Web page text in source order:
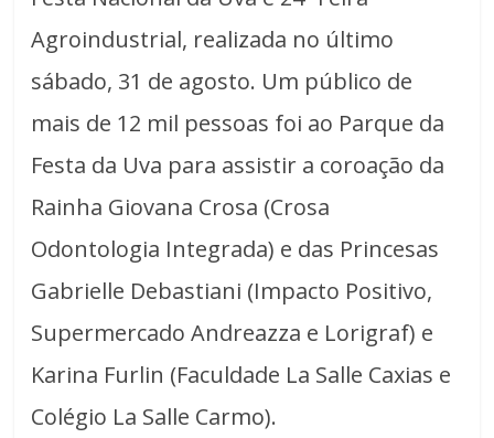
Agroindustrial, realizada no último
sábado, 31 de agosto. Um público de
mais de 12 mil pessoas foi ao Parque da
Festa da Uva para assistir a coroação da
Rainha Giovana Crosa (Crosa
Odontologia Integrada) e das Princesas
Gabrielle Debastiani (Impacto Positivo,
Supermercado Andreazza e Lorigraf) e
Karina Furlin (Faculdade La Salle Caxias e
Colégio La Salle Carmo).